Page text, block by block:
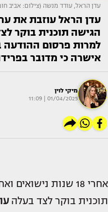
עדן הראל, עודד מנשה (צילום: אביב
הגישה תוכנית בוקר
למרות פרסום
אישרה כי מדובר
מיקי לוין
01/04/2025 | 11:09
אחרי 18 שנות
תוכנית בוקר לצד בעלה